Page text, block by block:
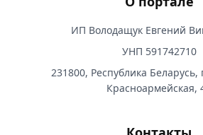
ИП Володащук Евгений
УНП 591742710
231800, Республика Беларусь,
Красноармейская,